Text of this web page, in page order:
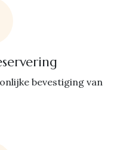
bevestiging van